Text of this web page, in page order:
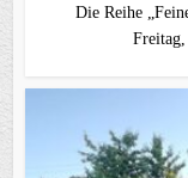
Die Reihe